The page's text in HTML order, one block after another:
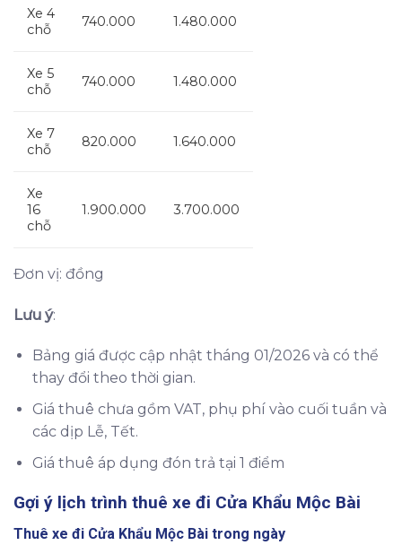
Xe 4
chỗ
740.000 1.480.000
Xe 5
chỗ
740.000 1.480.000
Xe 7
chỗ
820.000 1.640.000
Xe
16
chỗ
1.900.000 3.700.000
Đơn vị: đồng
Lưu ý:
Bảng giá được cập nhật tháng 01/2026 và có thể
thay đổi theo thời gian.
Giá thuê chưa gồm VAT, phụ phí vào cuối tuần và
các dịp Lễ, Tết.
Giá thuê áp dụng đón trả tại 1 điểm
Gợi ý lịch trình thuê xe đi Cửa Khẩu Mộc Bài
Thuê xe đi Cửa Khẩu Mộc Bài trong ngày